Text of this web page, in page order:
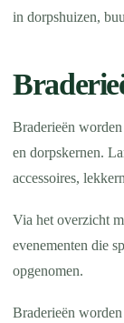
in dorpshuizen,
Braderieën
en dorpskernen.
accessoires,
Via het overzicht
evenementen die
opgenomen.
Braderieën